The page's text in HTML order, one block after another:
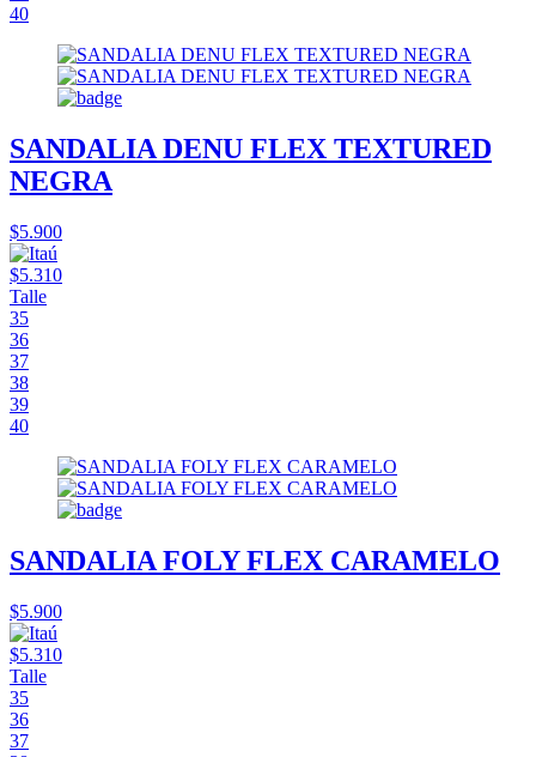
40
SANDALIA DENU FLEX TEXTURED
NEGRA
$5.900
$5.310
Talle
35
36
37
38
39
40
SANDALIA FOLY FLEX CARAMELO
$5.900
$5.310
Talle
35
36
37